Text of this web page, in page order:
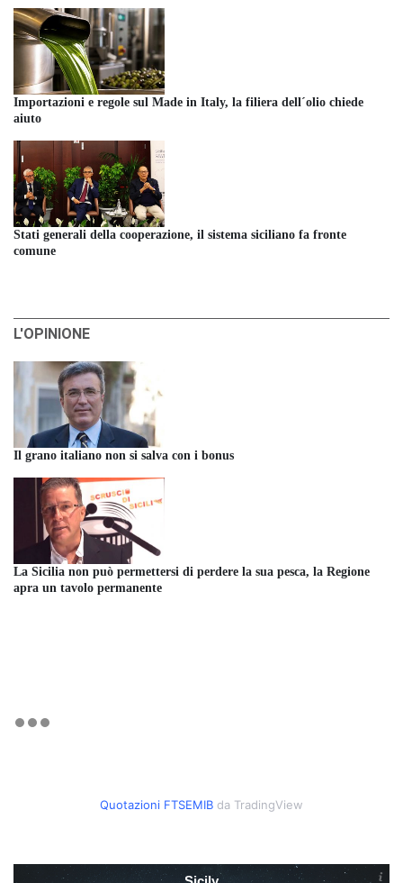
Importazioni e regole sul Made in Italy, la filiera dell´olio chiede
aiuto
Stati generali della cooperazione, il sistema siciliano fa fronte
comune
L'OPINIONE
Il grano italiano non si salva con i bonus
La Sicilia non può permettersi di perdere la sua pesca, la Regione
apra un tavolo permanente
Quotazioni FTSEMIB da TradingView